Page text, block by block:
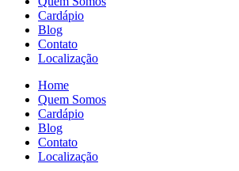
Cardápio
Blog
Contato
Localização
Home
Quem Somos
Cardápio
Blog
Contato
Localização